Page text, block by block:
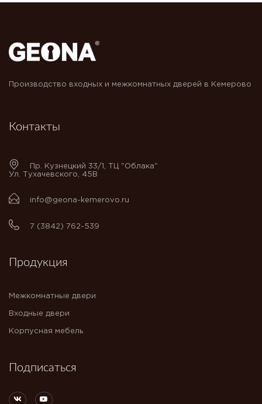
Производство входных и межкомнатных дверей в Кемерово
Контакты
Пр. Кузнецкий 33/1, ТЦ "Облака"
Ул. Тухачевского, 45В
info@geona-kemerovo.ru
7 (3842) 762-539
Продукция
Межкомнатные двери
Входные двери
Корпусная мебель
Подписаться